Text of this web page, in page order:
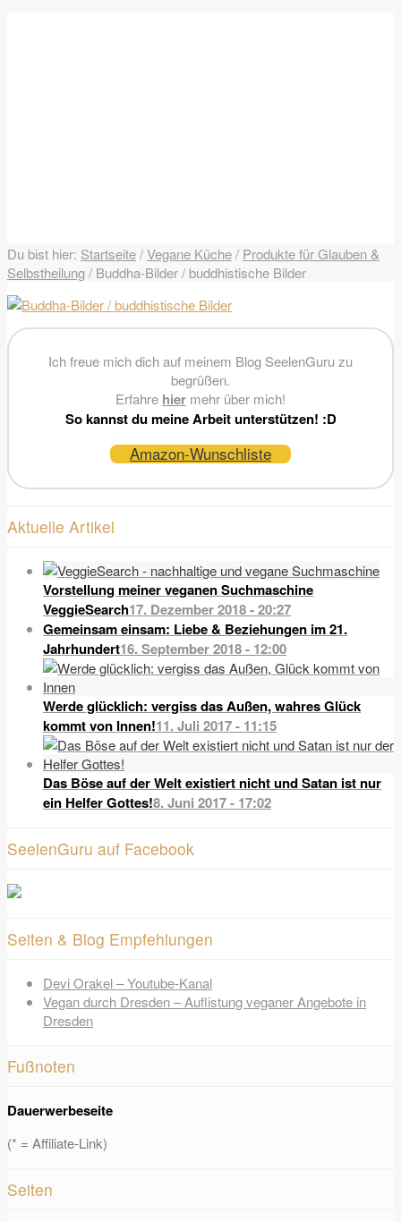
Du bist hier: Startseite/Vegane Küche/ Produkte für Glauben &
Selbstheilung/ Buddha-Bilder / buddhistische Bilder
Ich freue mich dich auf meinem Blog SeelenGuru zu
begrüßen.
Erfahre hier mehr über mich!
So kannst du meine Arbeit unterstützen! :D
Amazon-Wunschliste
Aktuelle Artikel
Vorstellung meiner veganen Suchmaschine
VeggieSearch17. Dezember 2018 - 20:27
Gemeinsam einsam: Liebe & Beziehungen im 21.
Jahrhundert16. September 2018 - 12:00
Werde glücklich: vergiss das Außen, wahres Glück
kommt von Innen!11. Juli 2017 - 11:15
Das Böse auf der Welt existiert nicht und Satan ist nur
ein Helfer Gottes!8. Juni 2017 - 17:02
SeelenGuru auf Facebook
Seiten & Blog Empfehlungen
Devi Orakel – Youtube-Kanal
Vegan durch Dresden – Auflistung veganer Angebote in
Dresden
Fußnoten
Dauerwerbeseite
(* = Affiliate-Link)
Seiten